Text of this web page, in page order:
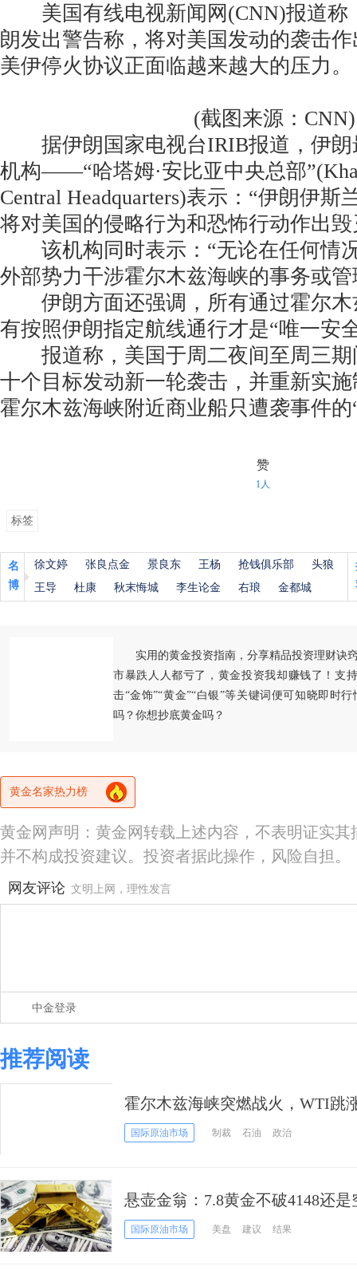
美国有线电视新闻网(CNN)报道称
朗发出警告称，将对美国发动的袭击
美伊停火协议正面临越来越大的压力。
(截图来源：CNN)
据伊朗国家电视台IRIB报道，伊朗
机构——“哈塔姆·安比亚中央总部
Central Headquarters)表示：“伊朗伊斯
将对美国的侵略行为和恐怖行动作出
该机构同时表示：“无论在任何情
外部势力干涉霍尔木兹海峡的事务或管
伊朗方面还强调，所有通过霍尔木
有按照伊朗指定航线通行才是“唯一安
报道称，美国于周二夜间至周三期
十个目标发动新一轮袭击，并重新实
霍尔木兹海峡附近商业船只遭袭事件的
赞
1人
标签
名
博
徐文婷 张良点金 景良东 王杨 抢钱俱乐部
头狼
王导
杜康 秋末悔城 李生论金 右琅 金都城
实用的黄金投资指南，分享精品投资理财诀
市暴跌人人都亏了，黄金投资我却赚钱了！支
击“金饰”“黄金”“白银”等关键词便可知晓即时
吗？你想抄底黄金吗？
黄金名家热力榜
黄金网声明：黄金网转载上述内容，不表明证实
并不构成投资建议。投资者据此操作，风险自担。
网友评论 文明上网，理性发言
中金登录
推荐阅读
霍尔木兹海峡突燃战火，WTI跳
情绪“虚火”？
国际原油市场 制裁 石油 政治
悬壶金翁：7.8黄金不破4148还
国际原油市场 美盘 建议 结果